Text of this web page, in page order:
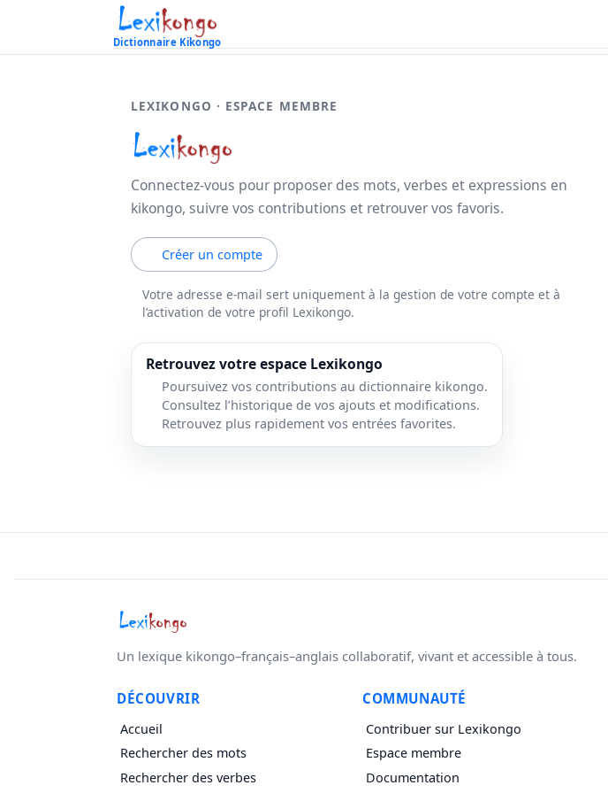
Dictionnaire Kikongo
LEXIKONGO · ESPACE MEMBRE
Connectez-vous pour proposer des mots, verbes et expressions en
kikongo, suivre vos contributions et retrouver vos favoris.
Créer un compte
Votre adresse e-mail sert uniquement à la gestion de votre compte et à
l’activation de votre profil Lexikongo.
Retrouvez votre espace Lexikongo
Poursuivez vos contributions au dictionnaire kikongo.
Consultez l’historique de vos ajouts et modifications.
Retrouvez plus rapidement vos entrées favorites.
Un lexique kikongo–français–anglais collaboratif, vivant et accessible à tous.
DÉCOUVRIR
Accueil
Rechercher des mots
Rechercher des verbes
COMMUNAUTÉ
Contribuer sur Lexikongo
Espace membre
Documentation